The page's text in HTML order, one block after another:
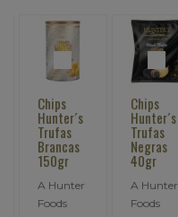
Chips
Hunter´s
Trufas
Brancas
150gr
A Hunter
Foods
Chips
Hunter´s
Trufas
Negras
40gr
A Hunter
Foods